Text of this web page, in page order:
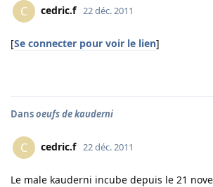
C cedric.f 22 déc. 2011
[Se connecter pour voir le lien]
Dansoeufs de kauderni
C cedric.f 22 déc. 2011
Le male kauderni incube depuis le 21